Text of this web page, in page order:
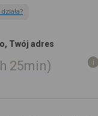
Twój adres
25min